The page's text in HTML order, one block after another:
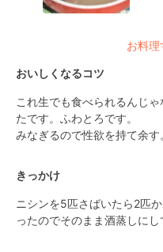
お料理
おいしくなるコツ
これ生でも食べられるんじ
たです。ふわとろです。
みなぎるので性欲を持て余す
きっかけ
ニシンを5匹さばいたら2匹
ったのでそのまま酒蒸しにし